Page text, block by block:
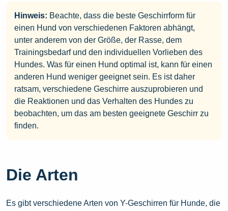
Hinweis: Beachte, dass die beste Geschirrform für
einen Hund von verschiedenen Faktoren abhängt,
unter anderem von der Größe, der Rasse, dem
Trainingsbedarf und den individuellen Vorlieben des
Hundes. Was für einen Hund optimal ist, kann für einen
anderen Hund weniger geeignet sein. Es ist daher
ratsam, verschiedene Geschirre auszuprobieren und
die Reaktionen und das Verhalten des Hundes zu
beobachten, um das am besten geeignete Geschirr zu
finden.
Die Arten
Es gibt verschiedene Arten von Y-Geschirren für Hunde, die